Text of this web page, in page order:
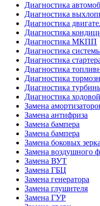
Диагностика
Диагностика
Диагностика
Диагностика
Диагностика МКПП
Диагностика
Диагностика
Диагностика
Диагностика
Диагностика
Диагностика ходовой
Замена
Замена антифриза
Замена бампера
Замена бампера
Замена боковых
Замена воздушного
Замена ВУТ
Замена ГБЦ
Замена генератора
Замена глушителя
Замена ГУР